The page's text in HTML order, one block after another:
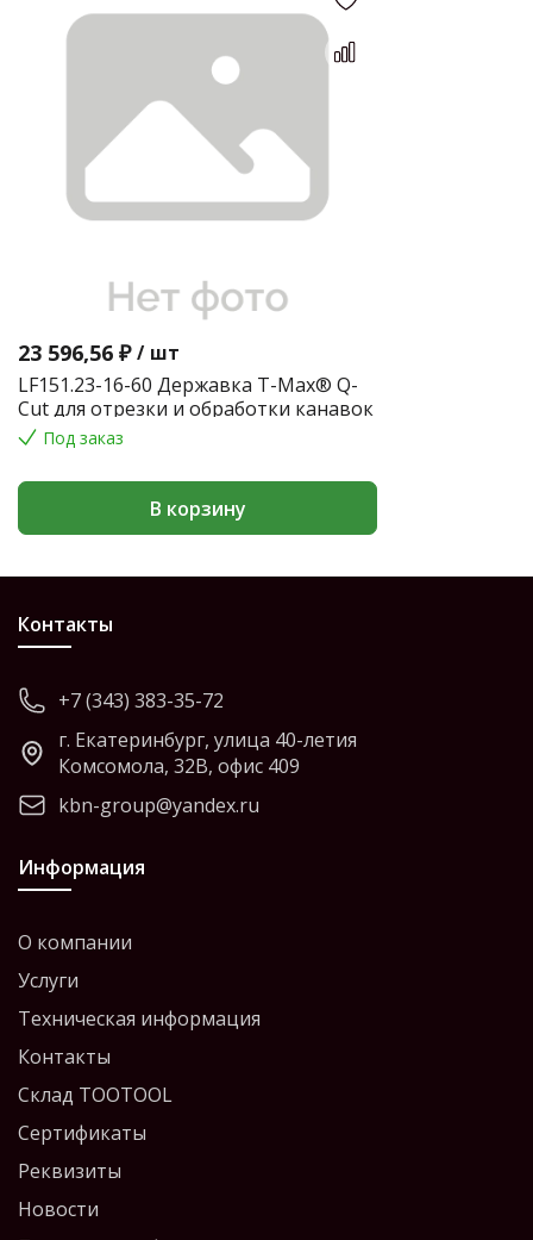
23 596,56 ₽ / шт
LF151.23-16-60 Державка T-Max® Q-
Cut для отрезки и обработки канавок
Под заказ
В корзину
Контакты
+7 (343) 383-35-72
г. Екатеринбург, улица 40-летия
Комсомола, 32В, офис 409
kbn-group@yandex.ru
Информация
О компании
Услуги
Техническая информация
Контакты
Склад TOOTOOL
Сертификаты
Реквизиты
Новости